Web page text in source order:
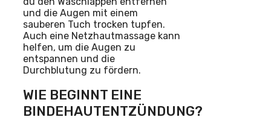
und die Augen mit einem
sauberen Tuch trocken tupfen.
Auch eine Netzhautmassage kann
helfen, um die Augen zu
entspannen und die
Durchblutung zu fördern.
WIE BEGINNT EINE
BINDEHAUTENTZÜNDUNG?